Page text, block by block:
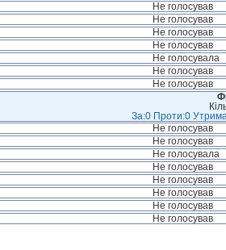
Не голосував
Не голосував
Не голосував
Не голосував
Не голосувала
Не голосував
Не голосував
За:0 Проти:0
Не голосував
Не голосував
Не голосувала
Не голосував
Не голосував
Не голосував
Не голосував
Не голосував